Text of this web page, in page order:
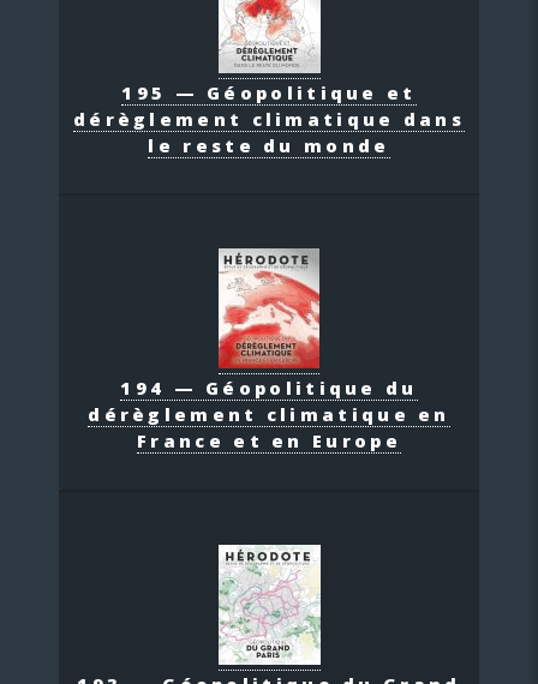
195 — Géopolitique et
dérèglement climatique dans
le reste du monde
194 — Géopolitique du
dérèglement climatique en
France et en Europe